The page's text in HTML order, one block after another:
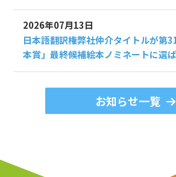
2026年07月13日
日本語翻訳権弊社仲介タイトルが第
本賞」最終候補絵本ノミネートに選
お知らせ一覧